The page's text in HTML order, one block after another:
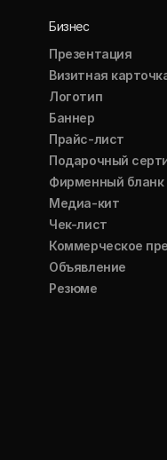
Бизнес
Презентация
Визитная
Логотип
Баннер
Прайс-лист
Подарочный
Фирменный бланк
Медиа-кит
Чек-лист
Коммерческое
Объявление
Резюме